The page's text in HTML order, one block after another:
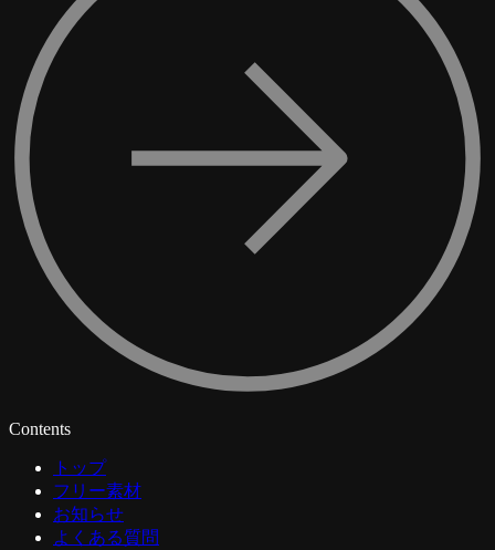
Contents
トップ
フリー素材
お知らせ
よくある質問